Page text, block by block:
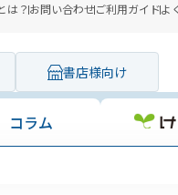
は？お問い合わせご利用ガイドよ
書店様向け
コラム